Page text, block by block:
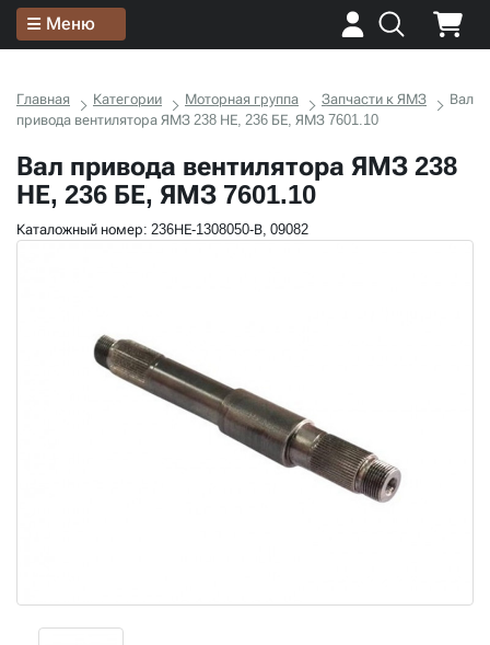
Меню
Главная Категории Моторная группа Запчасти к ЯМЗ
Вал
привода вентилятора ЯМЗ 238 НЕ, 236 БЕ, ЯМЗ 7601.10
Вал привода вентилятора ЯМЗ 238
НЕ, 236 БЕ, ЯМЗ 7601.10
Каталожный номер: 236НЕ-1308050-В, 09082